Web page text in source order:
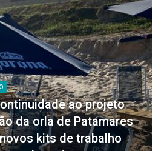
ao projeto
da orla de Patamares
kits de trabalho